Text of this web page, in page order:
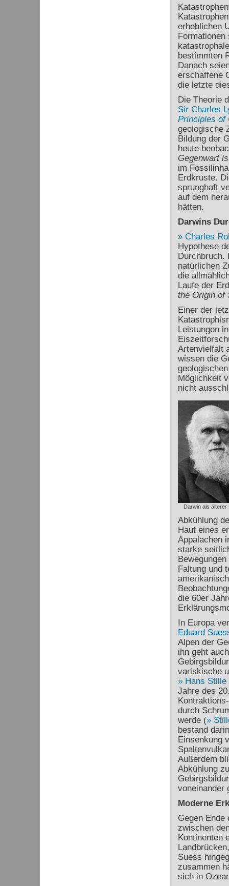
erheblichen
bestimmten
Danach
erschaffene
die letzte
Die Theorie
Sir Charles
Principles of
geologische
Bildung der
heute
Gegenwart
im
Erdkruste.
sprunghaft
auf dem
hätten.
Darwins
Charles
Hypothese
Durchbruch.
natürlichen
die
Laufe der
the Origin of
Einer der
Leistungen
Artenvielfalt
wissen die
Möglichkeit
nicht
Darwin als älterer
Abkühlung
Haut eines
Appalachen
starke
Faltung und
die 60er
In Europa
Eduard
Alpen der
ihn geht
variskische
Hans Stille
Jahre des
durch
werde (
bestand
Einsenkung
Außerdem
Abkühlung
voneinander
Moderne
Gegen Ende
zwischen
Kontinenten
Suess
zusammen
sich in